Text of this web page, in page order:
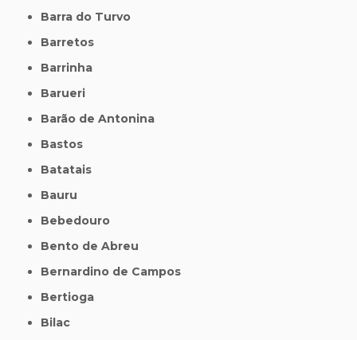
Barra do Turvo
Barretos
Barrinha
Barueri
Barão de Antonina
Bastos
Batatais
Bauru
Bebedouro
Bento de Abreu
Bernardino de Campos
Bertioga
Bilac